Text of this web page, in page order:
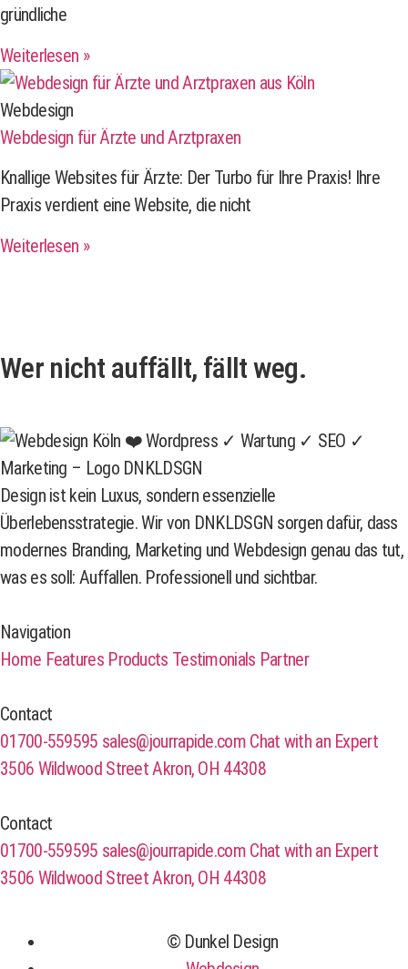
gründliche
Weiterlesen »
Webdesign
Webdesign für Ärzte und Arztpraxen
Knallige Websites für Ärzte: Der Turbo für Ihre Praxis! Ihre
Praxis verdient eine Website, die nicht
Weiterlesen »
Wer nicht auffällt, fällt weg.
Design ist kein Luxus, sondern essenzielle
Überlebensstrategie. Wir von DNKLDSGN sorgen dafür, dass
modernes Branding, Marketing und Webdesign genau das tut,
was es soll: Auffallen. Professionell und sichtbar.
Navigation
Home Features Products Testimonials Partner
Contact
01700-559595 sales@jourrapide.com Chat with an Expert
3506 Wildwood Street Akron, OH 44308
Contact
01700-559595 sales@jourrapide.com Chat with an Expert
3506 Wildwood Street Akron, OH 44308
© Dunkel Design